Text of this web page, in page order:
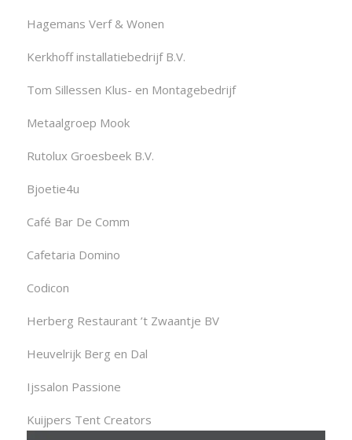
Hagemans Verf & Wonen
Kerkhoff installatiebedrijf B.V.
Tom Sillessen Klus- en Montagebedrijf
Metaalgroep Mook
Rutolux Groesbeek B.V.
Bjoetie4u
Café Bar De Comm
Cafetaria Domino
Codicon
Herberg Restaurant ’t Zwaantje BV
Heuvelrijk Berg en Dal
Ijssalon Passione
Kuijpers Tent Creators